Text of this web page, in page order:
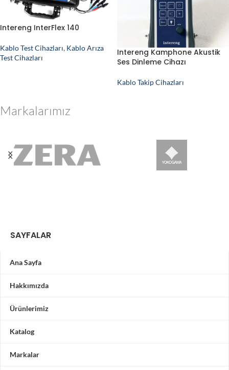
Intereng InterFlex 140
Kablo Test Cihazları, Kablo Arıza
Test Cihazları
Intereng Kamphone Akustik
Ses Dinleme Cihazı
Kablo Takip Cihazları
Markalarımız
SAYFALAR
Ana Sayfa
Hakkımızda
Ürünlerimiz
Katalog
Markalar